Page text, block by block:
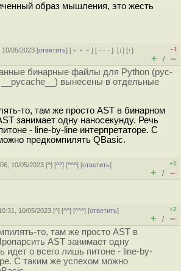
образ мышления, это жесть
10/05/2023 [ответить] [ ﹢﹢﹢] [ · · ·][↓] [↑]
–1
+ / –
бинарные файлы для Python (pyc-
вынесены в отдельные
то, там же просто AST в бинарном
занимает одну наносекунду. Речь
- line-by-line интерпретаторе. С
предкомпилять QBasic.
10/05/2023 [^] [^^] [^^^] [ответить]
+1
+ / –
10/05/2023 [^] [^^] [^^^] [ответить]
+2
+ / –
то, там же просто AST в
AST занимает одну
идет о всего лишь питоне - line-by-
С таким же успехом можно